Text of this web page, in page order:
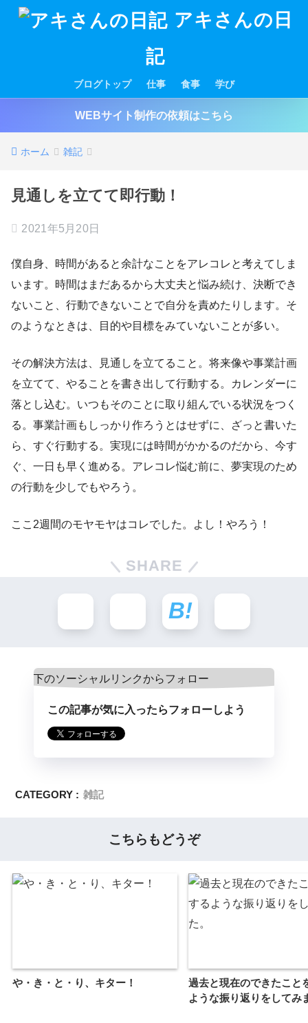
アキさんの日
記
ブログトップ 仕事 食事 学び
WEBサイト制作の依頼はこちら
ホーム 雑記
見通しを立てて即行動！
2021年5月20日
僕自身、時間があると余計なことをアレコレと考えてしま
います。時間はまだあるから大丈夫と悩み続け、決断でき
ないこと、行動できないことで自分を責めたりします。そ
のようなときは、目的や目標をみていないことが多い。
その解決方法は、見通しを立てること。将来像や事業計画
を立てて、やることを書き出して行動する。カレンダーに
落とし込む。いつもそのことに取り組んでいる状況をつく
る。事業計画もしっかり作ろうとはせずに、ざっと書いた
ら、すぐ行動する。実現には時間がかかるのだから、今す
ぐ、一日も早く進める。アレコレ悩む前に、夢実現のため
の行動を少しでもやろう。
ここ2週間のモヤモヤはコレでした。よし！やろう！
SHARE
この記事が気に入ったらフォローしよう
CATEGORY : 雑記
こちらもどうぞ
や・き・と・り、キター！
過去と現在のできたこと
ような振り返りをしてみ